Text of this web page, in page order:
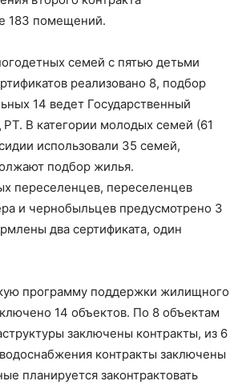
183 помещений.
семей с пятью детьми
реализовано 8, подбор
14 ведет Государственный
В категории молодых семей (61
использовали 35 семей,
подбор жилья.
переселенцев, переселенцев
и чернобыльцев предусмотрено 3
два сертификата, один
программу поддержки жилищного
14 объектов. По 8 объектам
заключены контракты, из 6
контракты заключены
планируется законтрактовать